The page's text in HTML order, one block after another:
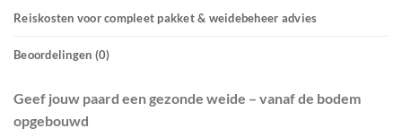
Reiskosten voor compleet pakket & weidebeheer advies
Beoordelingen (0)
Geef jouw paard een gezonde weide – vanaf de bodem
opgebouwd